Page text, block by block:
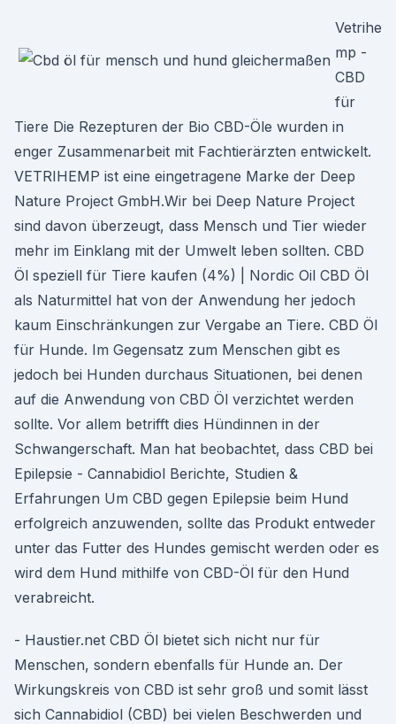
Vetrihe
mp -
CBD
für
Tiere Die Rezepturen der Bio CBD-Öle wurden in
enger Zusammenarbeit mit Fachtierärzten entwickelt.
VETRIHEMP ist eine eingetragene Marke der Deep
Nature Project GmbH.Wir bei Deep Nature Project
sind davon überzeugt, dass Mensch und Tier wieder
mehr im Einklang mit der Umwelt leben sollten. CBD
Öl speziell für Tiere kaufen (4%) | Nordic Oil CBD Öl
als Naturmittel hat von der Anwendung her jedoch
kaum Einschränkungen zur Vergabe an Tiere. CBD Öl
für Hunde. Im Gegensatz zum Menschen gibt es
jedoch bei Hunden durchaus Situationen, bei denen
auf die Anwendung von CBD Öl verzichtet werden
sollte. Vor allem betrifft dies Hündinnen in der
Schwangerschaft. Man hat beobachtet, dass CBD bei
Epilepsie - Cannabidiol Berichte, Studien &
Erfahrungen Um CBD gegen Epilepsie beim Hund
erfolgreich anzuwenden, sollte das Produkt entweder
unter das Futter des Hundes gemischt werden oder es
wird dem Hund mithilfe von CBD-Öl für den Hund
verabreicht.
- Haustier.net CBD Öl bietet sich nicht nur für
Menschen, sondern ebenfalls für Hunde an. Der
Wirkungskreis von CBD ist sehr groß und somit lässt
sich Cannabidiol (CBD) bei vielen Beschwerden und